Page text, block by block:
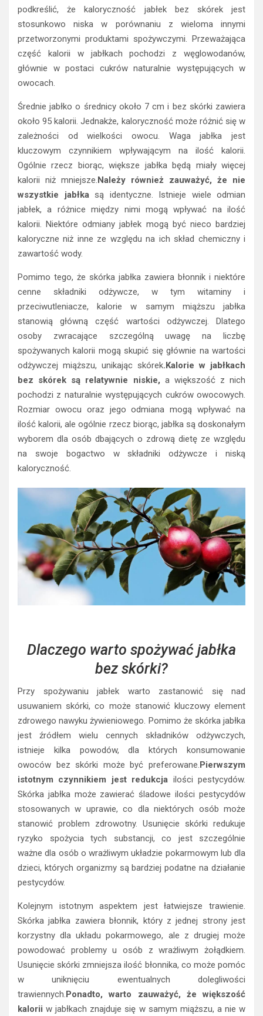
podkreślić, że kaloryczność jabłek bez skórek jest
stosunkowo niska w porównaniu z wieloma innymi
przetworzonymi produktami spożywczymi. Przeważająca
część kalorii w jabłkach pochodzi z węglowodanów,
głównie w postaci cukrów naturalnie występujących w
owocach.
Średnie jabłko o średnicy około 7 cm i bez skórki zawiera
około 95 kalorii. Jednakże, kaloryczność może różnić się w
zależności od wielkości owocu. Waga jabłka jest
kluczowym czynnikiem wpływającym na ilość kalorii.
Ogólnie rzecz biorąc, większe jabłka będą miały więcej
kalorii niż mniejsze. Należy również zauważyć, że nie
wszystkie jabłka są identyczne. Istnieje wiele odmian
jabłek, a różnice między nimi mogą wpływać na ilość
kalorii. Niektóre odmiany jabłek mogą być nieco bardziej
kaloryczne niż inne ze względu na ich skład chemiczny i
zawartość wody.
Pomimo tego, że skórka jabłka zawiera błonnik i niektóre
cenne składniki odżywcze, w tym witaminy i
przeciwutleniacze, kalorie w samym miąższu jabłka
stanowią główną część wartości odżywczej. Dlatego
osoby zwracające szczególną uwagę na liczbę
spożywanych kalorii mogą skupić się głównie na wartości
odżywczej miąższu, unikając skórek.Kalorie w jabłkach
bez skórek są relatywnie niskie, a większość z nich
pochodzi z naturalnie występujących cukrów owocowych.
Rozmiar owocu oraz jego odmiana mogą wpływać na
ilość kalorii, ale ogólnie rzecz biorąc, jabłka są doskonałym
wyborem dla osób dbających o zdrową dietę ze względu
na swoje bogactwo w składniki odżywcze i niską
kaloryczność.
Dlaczego warto spożywać jabłka
bez skórki?
Przy spożywaniu jabłek warto zastanowić się nad
usuwaniem skórki, co może stanowić kluczowy element
zdrowego nawyku żywieniowego. Pomimo że skórka jabłka
jest źródłem wielu cennych składników odżywczych,
istnieje kilka powodów, dla których konsumowanie
owoców bez skórki może być preferowane.Pierwszym
istotnym czynnikiem jest redukcja ilości pestycydów.
Skórka jabłka może zawierać śladowe ilości pestycydów
stosowanych w uprawie, co dla niektórych osób może
stanowić problem zdrowotny. Usunięcie skórki redukuje
ryzyko spożycia tych substancji, co jest szczególnie
ważne dla osób o wrażliwym układzie pokarmowym lub dla
dzieci, których organizmy są bardziej podatne na działanie
pestycydów.
Kolejnym istotnym aspektem jest łatwiejsze trawienie.
Skórka jabłka zawiera błonnik, który z jednej strony jest
korzystny dla układu pokarmowego, ale z drugiej może
powodować problemy u osób z wrażliwym żołądkiem.
Usunięcie skórki zmniejsza ilość błonnika, co może pomóc
w uniknięciu ewentualnych dolegliwości
trawiennych.Ponadto, warto zauważyć, że większość
kalorii w jabłkach znajduje się w samym miąższu, a nie w